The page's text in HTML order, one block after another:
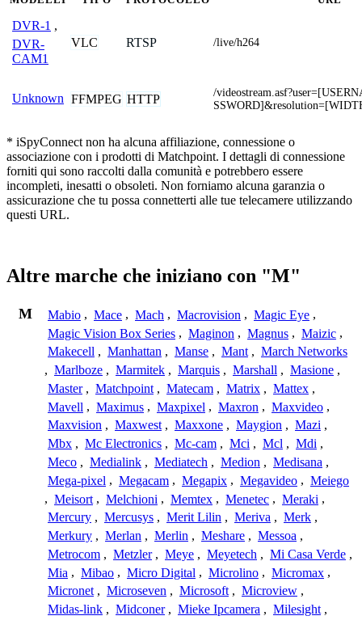
DVR-1 ,
DVR-
CAM1
VLC RTSP /live/h264
Unknown FFMPEG HTTP
/
* iSpyConnect non ha alcuna affiliazione, connessione o
associazione con i prodotti di Matchpoint. I dettagli di connessione
forniti qui sono raccolti dalla comunità e potrebbero essere
incompleti, inesatti o obsoleti. Non forniamo alcuna garanzia o
assicurazione che tu possa connetterti alle tue telecamere utilizzando
questi URL.
Altre marche che iniziano con "M"
M Mabio , Mace , Mach , Macrovision , Magic Eye ,
Magic Vision Box Series , Maginon , Magnus , Maizic ,
Makecell , Manhattan , Manse , Mant , March Networks
, Marlboze , Marmitek , Marquis , Marshall , Masione ,
Master , Matchpoint , Matecam , Matrix , Mattex ,
Mavell , Maximus , Maxpixel , Maxron , Maxvideo ,
Maxvision , Maxwest , Maxxone , Maygion , Mazi ,
Mbx , Mc Electronics , Mc-cam , Mci , Mcl , Mdi ,
Meco , Medialink , Mediatech , Medion , Medisana ,
Mega-pixel , Megacam , Megapix , Megavideo , Meiego
, Meisort , Melchioni , Memtex , Menetec , Meraki ,
Mercury , Mercusys , Merit Lilin , Meriva , Merk ,
Merkury , Merlan , Merlin , Meshare , Messoa ,
Metrocom , Metzler , Meye , Meyetech , Mi Casa Verde ,
Mia , Mibao , Micro Digital , Microlino , Micromax ,
Micronet , Microseven , Microsoft , Microview ,
Midas-link , Midconer , Mieke Ipcamera , Milesight ,